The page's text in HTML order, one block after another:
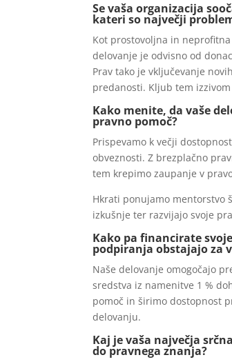
Se vaša organizacija
kateri so največji
Kot prostovoljna in
delovanje je odvisno od
Prav tako je vključevanje
predanosti. Kljub tem
Kako menite, da vaše
pravno pomoč?
Prispevamo k večji
obveznosti. Z brezplačno
tem krepimo zaupanje v
Hkrati ponujamo mentorstvo
izkušnje ter razvijajo svoje
Kako pa financirate
podpiranja obstajajo za
Naše delovanje omogočajo
sredstva iz namenitve 1 %
pomoč in širimo dostopnost
delovanju.
Kaj je vaša največja
do pravnega znanja?